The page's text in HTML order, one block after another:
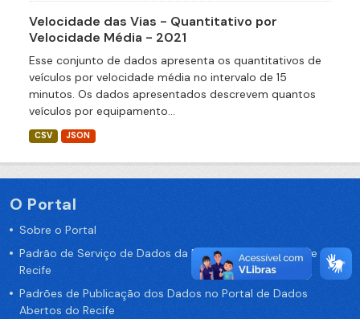
Velocidade das Vias - Quantitativo por
Velocidade Média - 2021
Esse conjunto de dados apresenta os quantitativos de
veículos por velocidade média no intervalo de 15
minutos. Os dados apresentados descrevem quantos
veículos por equipamento...
CSV JSON
O Portal
Sobre o Portal
Padrão de Serviço de Dados da Prefeitura da Cidade de
Recife
Padrões de Publicação dos Dados no Portal de Dados
Abertos do Recife